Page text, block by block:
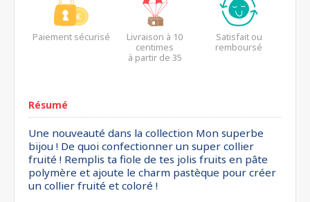
Paiement sécurisé
Livraison à 10
centimes
à partir de 35
Satisfait ou
remboursé
Résumé
Une nouveauté dans la collection Mon superbe
bijou ! De quoi confectionner un super collier
fruité ! Remplis ta fiole de tes jolis fruits en pâte
polymère et ajoute le charm pastèque pour créer
un collier fruité et coloré !